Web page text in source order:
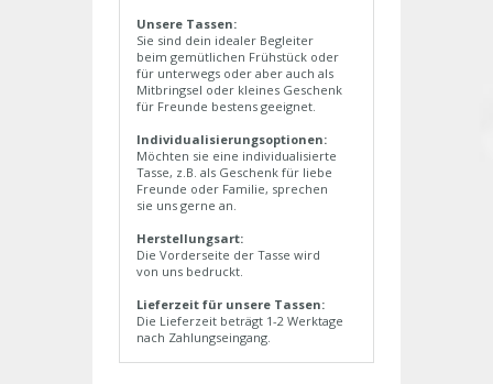
Unsere Tassen:
Sie sind dein idealer Begleiter
beim gemütlichen Frühstück oder
für unterwegs oder aber auch als
Mitbringsel oder kleines Geschenk
für Freunde bestens geeignet.
Individualisierungsoptionen:
Möchten sie eine individualisierte
Tasse, z.B. als Geschenk für liebe
Freunde oder Familie, sprechen
sie uns gerne an.
Herstellungsart:
Die Vorderseite der Tasse wird
von uns bedruckt.
Lieferzeit für unsere Tassen:
Die Lieferzeit beträgt 1-2 Werktage
nach Zahlungseingang.